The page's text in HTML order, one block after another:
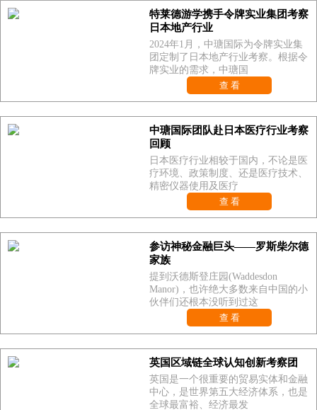
特莱德游学携手令牌实业集团考察
日本地产行业
2024年1月，中瑭国际为令牌实业集
团定制了日本地产行业考察。根据令
牌实业的需求，中瑭国
查 看
中瑭国际团队赴日本医疗行业考察
回顾
日本医疗行业相较于国内，不论是医
疗环境、政策制度、还是医疗技术、
精密仪器使用及医疗
查 看
参访神秘金融巨头——罗斯柴尔德
家族
提到沃德斯登庄园(Waddesdon
Manor)，也许绝大多数来自中国的小
伙伴们还根本没听到过这
查 看
英国区域链全球认知创新考察团
英国是一个很重要的贸易实体和金融
中心，是世界第五大经济体系，也是
全球最富裕、经济最发